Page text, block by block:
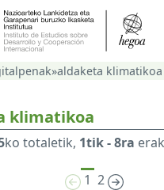
»aldaketa klimatikoa
klimatikoa
ko totaletik, 1tik - 8ra
1 2